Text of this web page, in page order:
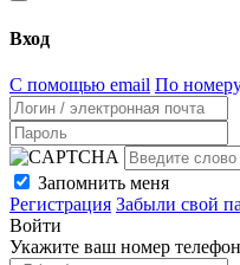
Вход
С помощью email По
Запомнить меня
Регистрация Забыли свой
Войти
Укажите ваш номер